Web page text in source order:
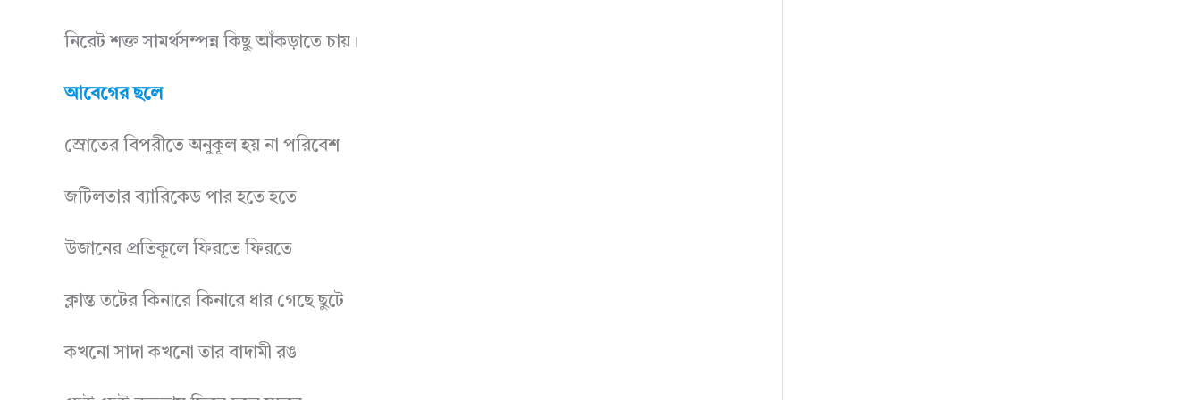
নিরেট শক্ত সামর্থসম্পন্ন কিছু আঁকড়াতে চায়।
আবেগের ছলে
স্রোতের বিপরীতে অনুকূল হয় না পরিবেশ
জটিলতার ব্যারিকেড পার হতে হতে
উজানের প্রতিকূলে ফিরতে ফিরতে
ক্লান্ত তটের কিনারে কিনারে ধার গেছে ছুটে
কখনো সাদা কখনো তার বাদামী রঙ